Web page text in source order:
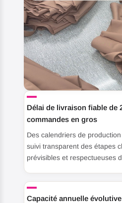
Délai de livraison fiable de
commandes en gros
Des calendriers de
suivi transparent des étapes
prévisibles et respectueuses
Capacité annuelle